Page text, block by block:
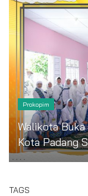
Prokopim
Walikota
Kota Padang
TAGS